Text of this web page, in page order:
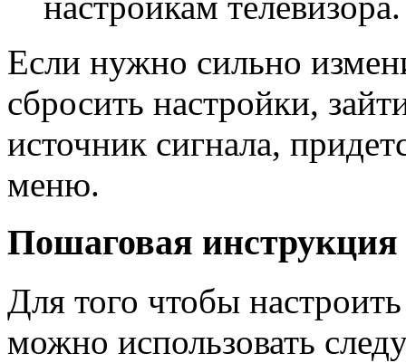
Если нужно сильно
сбросить настройки,
источник сигнала,
меню.
Пошаговая инструкция
Для того чтобы
можно использовать